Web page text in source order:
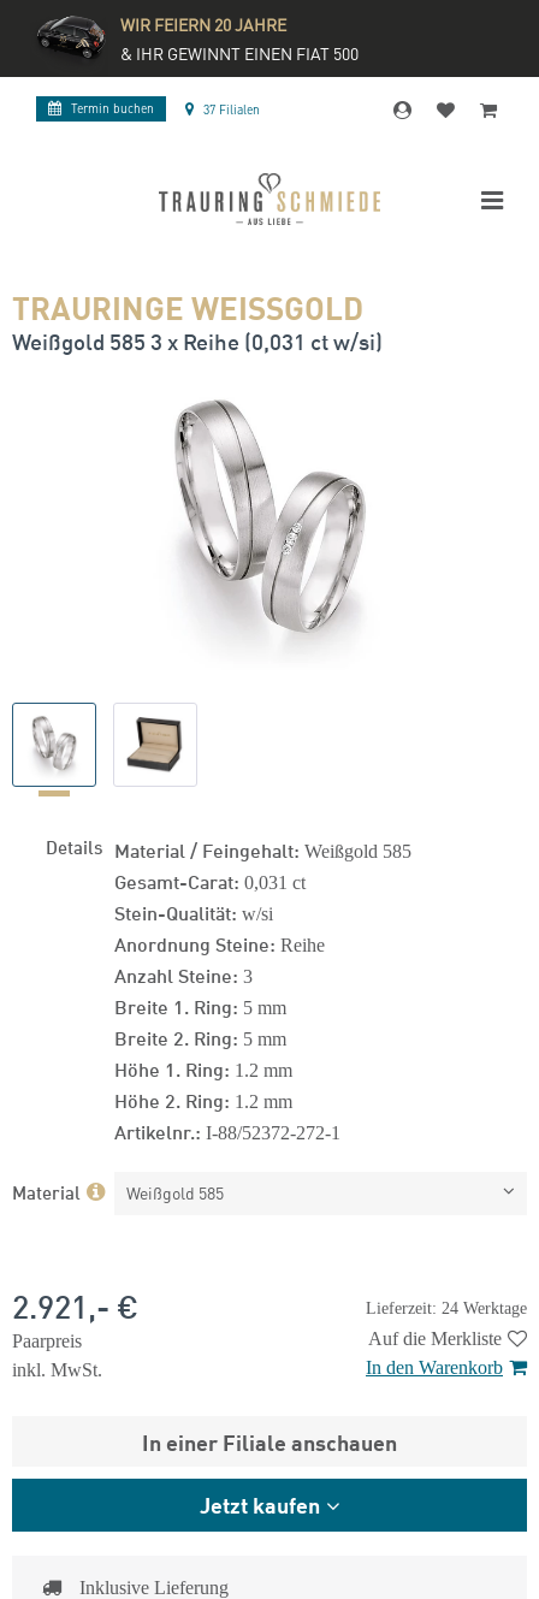
WIR FEIERN 20 JAHRE
& IHR GEWINNT EINEN FIAT 500
Termin buchen 37 Filialen
TRAURINGE WEISSGOLD
Weißgold 585 3 x Reihe (0,031 ct w/si)
Details Material / Feingehalt: Weißgold 585
Gesamt-Carat: 0,031 ct
Stein-Qualität: w/si
Anordnung Steine: Reihe
Anzahl Steine: 3
Breite 1. Ring: 5 mm
Breite 2. Ring: 5 mm
Höhe 1. Ring: 1.2 mm
Höhe 2. Ring: 1.2 mm
Artikelnr.: I-88/52372-272-1
Material Weißgold 585
Lieferzeit: 24 Werktage
2.921,- €
Paarpreis
inkl. MwSt.
Auf die Merkliste
In den Warenkorb
In einer Filiale anschauen
Jetzt kaufen
Inklusive Lieferung